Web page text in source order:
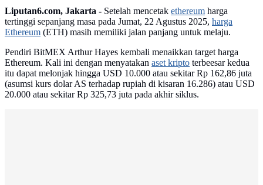
Liputan6.com, Jakarta - Setelah mencetak ethereum harga
tertinggi sepanjang masa pada Jumat, 22 Agustus 2025, harga
Ethereum (ETH) masih memiliki jalan panjang untuk melaju.
Pendiri BitMEX Arthur Hayes kembali menaikkan target harga
Ethereum. Kali ini dengan menyatakan aset kripto terbeesar kedua
itu dapat melonjak hingga USD 10.000 atau sekitar Rp 162,86 juta
(asumsi kurs dolar AS terhadap rupiah di kisaran 16.286) atau USD
20.000 atau sekitar Rp 325,73 juta pada akhir siklus.